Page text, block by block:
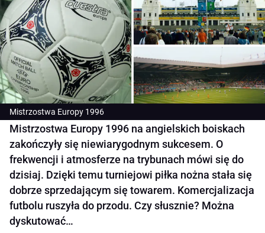
Mistrzostwa Europy 1996
Mistrzostwa Europy 1996 na angielskich boiskach
zakończyły się niewiarygodnym sukcesem. O
frekwencji i atmosferze na trybunach mówi się do
dzisiaj. Dzięki temu turniejowi piłka nożna stała się
dobrze sprzedającym się towarem. Komercjalizacja
futbolu ruszyła do przodu. Czy słusznie? Można
dyskutować…